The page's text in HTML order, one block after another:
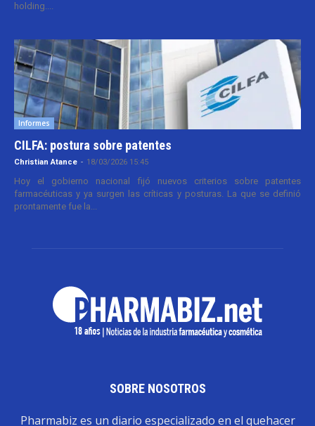
holding....
Informes
CILFA: postura sobre patentes
Christian Atance - 18/03/2026 15:45
Hoy el gobierno nacional fijó nuevos criterios sobre patentes
farmacéuticas y ya surgen las críticas y posturas. La que se definió
prontamente fue la...
SOBRE NOSOTROS
Pharmabiz es un diario especializado en el quehacer